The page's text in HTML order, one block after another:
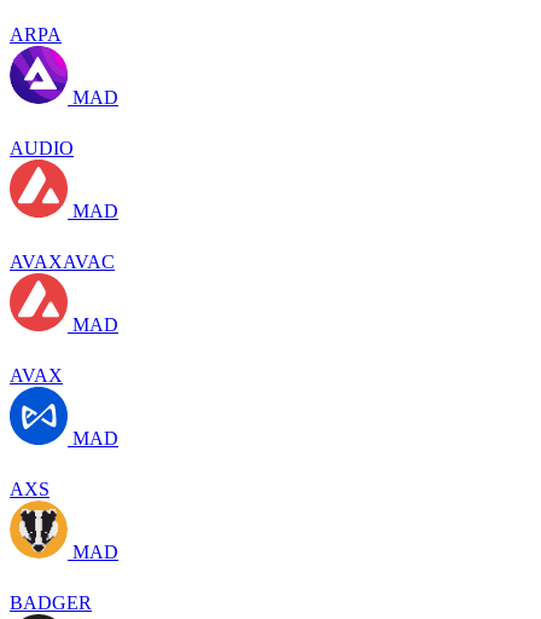
ARPA
MAD
AUDIO
MAD
AVAXAVAC
MAD
AVAX
MAD
AXS
MAD
BADGER